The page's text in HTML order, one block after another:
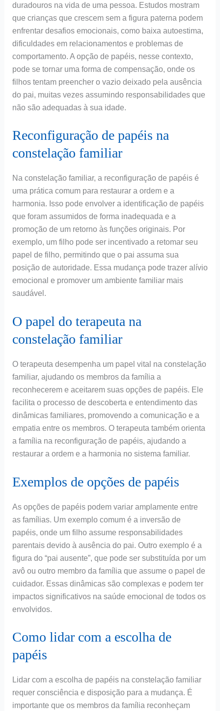
duradouros na vida de uma pessoa. Estudos mostram
que crianças que crescem sem a figura paterna podem
enfrentar desafios emocionais, como baixa autoestima,
dificuldades em relacionamentos e problemas de
comportamento. A opção de papéis, nesse contexto,
pode se tornar uma forma de compensação, onde os
filhos tentam preencher o vazio deixado pela ausência
do pai, muitas vezes assumindo responsabilidades que
não são adequadas à sua idade.
Reconfiguração de papéis na
constelação familiar
Na constelação familiar, a reconfiguração de papéis é
uma prática comum para restaurar a ordem e a
harmonia. Isso pode envolver a identificação de papéis
que foram assumidos de forma inadequada e a
promoção de um retorno às funções originais. Por
exemplo, um filho pode ser incentivado a retomar seu
papel de filho, permitindo que o pai assuma sua
posição de autoridade. Essa mudança pode trazer alívio
emocional e promover um ambiente familiar mais
saudável.
O papel do terapeuta na
constelação familiar
O terapeuta desempenha um papel vital na constelação
familiar, ajudando os membros da família a
reconhecerem e aceitarem suas opções de papéis. Ele
facilita o processo de descoberta e entendimento das
dinâmicas familiares, promovendo a comunicação e a
empatia entre os membros. O terapeuta também orienta
a família na reconfiguração de papéis, ajudando a
restaurar a ordem e a harmonia no sistema familiar.
Exemplos de opções de papéis
As opções de papéis podem variar amplamente entre
as famílias. Um exemplo comum é a inversão de
papéis, onde um filho assume responsabilidades
parentais devido à ausência do pai. Outro exemplo é a
figura do “pai ausente”, que pode ser substituída por um
avô ou outro membro da família que assume o papel de
cuidador. Essas dinâmicas são complexas e podem ter
impactos significativos na saúde emocional de todos os
envolvidos.
Como lidar com a escolha de
papéis
Lidar com a escolha de papéis na constelação familiar
requer consciência e disposição para a mudança. É
importante que os membros da família reconheçam